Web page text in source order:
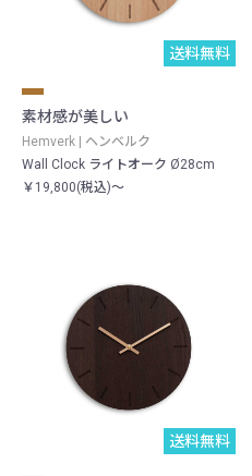
送料無料
素材感が美しい
Hemverk | ヘンベルク
Wall Clock ライトオーク Ø28cm
￥19,800(税込)～
送料無料